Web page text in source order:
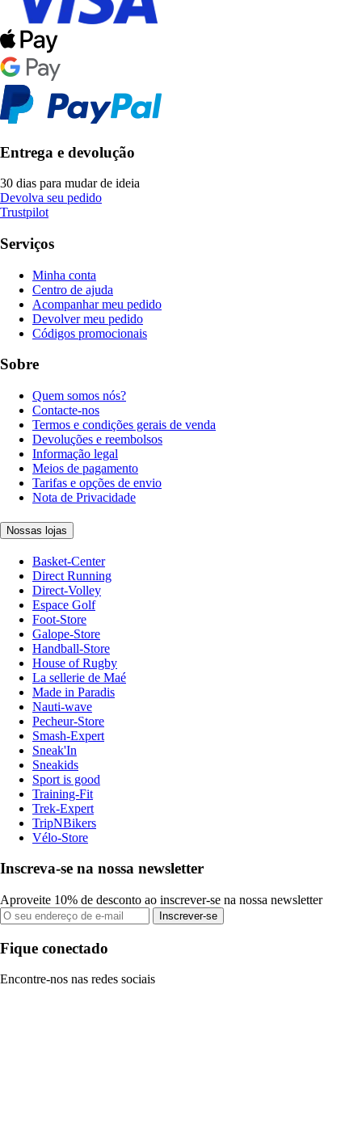
Entrega e devolução
30 dias para mudar de ideia
Devolva seu pedido
Trustpilot
Serviços
Minha conta
Centro de ajuda
Acompanhar meu pedido
Devolver meu pedido
Códigos promocionais
Sobre
Quem somos nós?
Contacte-nos
Termos e condições gerais de venda
Devoluções e reembolsos
Informação legal
Meios de pagamento
Tarifas e opções de envio
Nota de Privacidade
Nossas lojas
Basket-Center
Direct Running
Direct-Volley
Espace Golf
Foot-Store
Galope-Store
Handball-Store
House of Rugby
La sellerie de Maé
Made in Paradis
Nauti-wave
Pecheur-Store
Smash-Expert
Sneak'In
Sneakids
Sport is good
Training-Fit
Trek-Expert
TripNBikers
Vélo-Store
Inscreva-se na nossa newsletter
Aproveite 10% de desconto ao inscrever-se na nossa newsletter
Inscrever-se
Fique conectado
Encontre-nos nas redes sociais